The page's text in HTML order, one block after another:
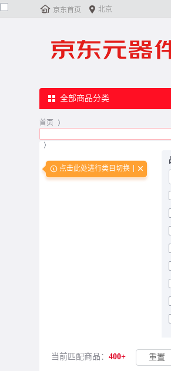
 京东首页  北京
全部商品分类
首页 >
>
点击此处进行类目切换
当前匹配商品： 400+ 重置